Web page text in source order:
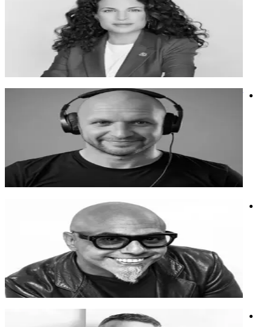
מייסדת התנועה החברתית 'בונות אלטרנטיבה' בהרצאה 'מאפס
מייסדת התנועה החברתית 'בונות אלטרנטיבה' בהרצאה 'מאפס
אקטיביזם נשים
מעצב פס קול, יוצר תוכן ואמן רשת, עורך מאשאפים ומפיק מידול
מעצב פס קול, יוצר תוכן ואמן רשת, עורך מאשאפים ומפיק מידול
מוזיקלי.
מוזיקהמידול קולי
ממייסדי 'הדג נחש', מתופף-יוצר ומנטור. מרצה על מוסיקה,
דינמיקה של להקה, ביזנס משותף והגשמה עצמית.
ממייסדי 'הדג נחש', מתופף-יוצר ומנטור. מרצה על מוסיקה,
דינמיקה של להקה, ביזנס משותף והגשמה עצמית.
מוזיקהניהול